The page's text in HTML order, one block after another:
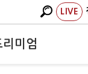
LIVE
리미엄